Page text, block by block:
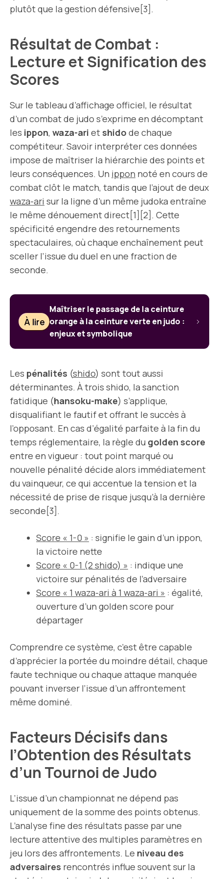
plutôt que la gestion défensive[3].
Résultat de Combat :
Lecture et Signification des
Scores
Sur le tableau d’affichage officiel, le résultat
d’un combat de judo s’exprime en décomptant
les ippon, waza-ari et shido de chaque
compétiteur. Savoir interpréter ces données
impose de maîtriser la hiérarchie des points et
leurs conséquences. Un ippon noté en cours de
combat clôt le match, tandis que l’ajout de deux
waza-ari sur la ligne d’un même judoka entraîne
le même dénouement direct[1][2]. Cette
spécificité engendre des retournements
spectaculaires, où chaque enchaînement peut
sceller l’issue du duel en une fraction de
seconde.
À lire
Maîtriser le passage de la ceinture
orange à la ceinture verte en judo :
enjeux et symbolique
Les pénalités (shido) sont tout aussi
déterminantes. À trois shido, la sanction
fatidique (hansoku-make) s’applique,
disqualifiant le fautif et offrant le succès à
l’opposant. En cas d’égalité parfaite à la fin du
temps réglementaire, la règle du golden score
entre en vigueur : tout point marqué ou
nouvelle pénalité décide alors immédiatement
du vainqueur, ce qui accentue la tension et la
nécessité de prise de risque jusqu’à la dernière
seconde[3].
Score « 1-0 » : signifie le gain d’un ippon,
la victoire nette
Score « 0-1 (2 shido) » : indique une
victoire sur pénalités de l’adversaire
Score « 1 waza-ari à 1 waza-ari » : égalité,
ouverture d’un golden score pour
départager
Comprendre ce système, c’est être capable
d’apprécier la portée du moindre détail, chaque
faute technique ou chaque attaque manquée
pouvant inverser l’issue d’un affrontement
même dominé.
Facteurs Décisifs dans
l’Obtention des Résultats
d’un Tournoi de Judo
L’issue d’un championnat ne dépend pas
uniquement de la somme des points obtenus.
L’analyse fine des résultats passe par une
lecture attentive des multiples paramètres en
jeu lors des affrontements. Le niveau des
adversaires rencontrés influe souvent sur la